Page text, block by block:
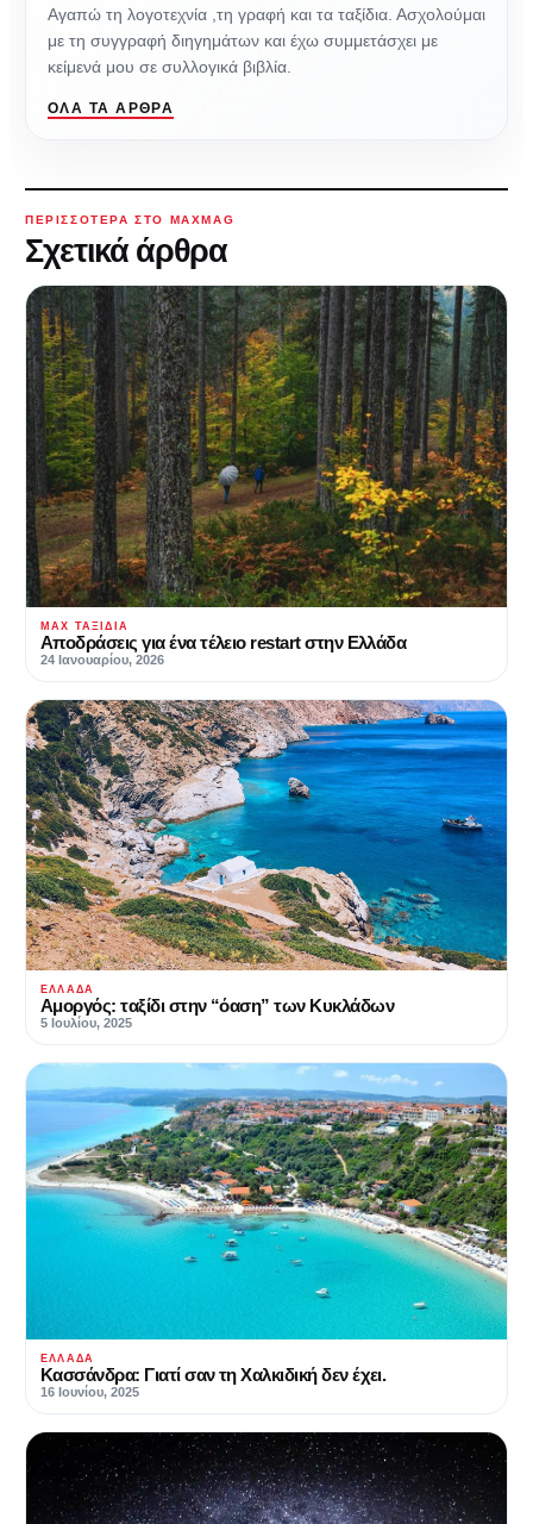
Αγαπώ τη λογοτεχνία ,τη γραφή και τα ταξίδια. Ασχολούμαι
με τη συγγραφή διηγημάτων και έχω συμμετάσχει με
κείμενά μου σε συλλογικά βιβλία.
ΌΛΑ ΤΑ ΆΡΘΡΑ
ΠΕΡΙΣΣΌΤΕΡΑ ΣΤΟ MAXMAG
Σχετικά άρθρα
MAX ΤΑΞΊΔΙΑ
Αποδράσεις για ένα τέλειο restart στην Ελλάδα
24 Ιανουαρίου, 2026
ΕΛΛΆΔΑ
Αμοργός: ταξίδι στην “όαση” των Κυκλάδων
5 Ιουλίου, 2025
ΕΛΛΆΔΑ
Κασσάνδρα: Γιατί σαν τη Χαλκιδική δεν έχει.
16 Ιουνίου, 2025